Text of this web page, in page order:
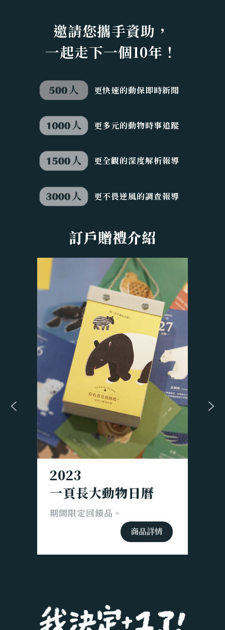
邀請您攜手資助，
一起走下一個10年！
更快速的動保即時新聞
更多元的動物時事追蹤
更全觀的深度解析報導
更不畏逆風的調查報導
訂戶贈禮介紹
2023
一頁長大動物日曆
期間限定回饋品。
商品詳情